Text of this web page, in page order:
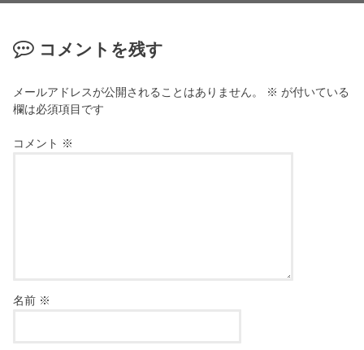
コメントを残す
メールアドレスが公開されることはありません。 ※ が付いている
欄は必須項目です
コメント ※
名前 ※